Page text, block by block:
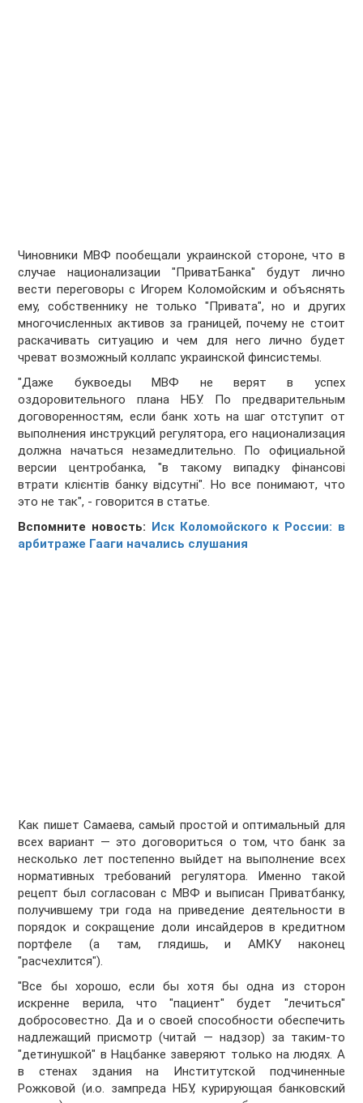
Чиновники МВФ пообещали украинской стороне, что в
случае национализации "ПриватБанка" будут лично
вести переговоры с Игорем Коломойским и объяснять
ему, собственнику не только "Привата", но и других
многочисленных активов за границей, почему не стоит
раскачивать ситуацию и чем для него лично будет
чреват возможный коллапс украинской финсистемы.
"Даже буквоеды МВФ не верят в успех
оздоровительного плана НБУ. По предварительным
договоренностям, если банк хоть на шаг отступит от
выполнения инструкций регулятора, его национализация
должна начаться незамедлительно. По официальной
версии центробанка, "в такому випадку фінансові
втрати клієнтів банку відсутні". Но все понимают, что
это не так", - говорится в статье.
Вспомните новость: Иск Коломойского к России: в
арбитраже Гааги начались слушания
Как пишет Самаева, самый простой и оптимальный для
всех вариант — это договориться о том, что банк за
несколько лет постепенно выйдет на выполнение всех
нормативных требований регулятора. Именно такой
рецепт был согласован с МВФ и выписан Приватбанку,
получившему три года на приведение деятельности в
порядок и сокращение доли инсайдеров в кредитном
портфеле (а там, глядишь, и АМКУ наконец
"расчехлится").
"Все бы хорошо, если бы хотя бы одна из сторон
искренне верила, что "пациент" будет "лечиться"
добросовестно. Да и о своей способности обеспечить
надлежащий присмотр (читай — надзор) за таким-то
"детинушкой" в Нацбанке заверяют только на людях. А
в стенах здания на Институтской подчиненные
Рожковой (и.о. зампреда НБУ, курирующая банковский